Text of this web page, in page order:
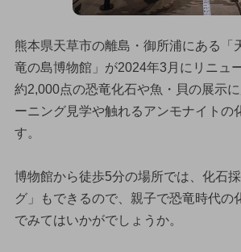
熊本県天草市の離島・御所浦にある「
竜の島博物館」が2024年3月にリニュ
約2,000点の恐竜化石や魚・貝の展示
ーニング見学や触れるアンモナイトの
す。
博物館から徒歩5分の場所では、化石
グ」もできるので、親子で恐竜時代の
でみてはいかがでしょうか。